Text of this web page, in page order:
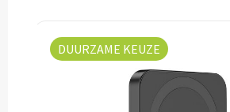
Custom made webcam covers
DUURZAME KEUZE